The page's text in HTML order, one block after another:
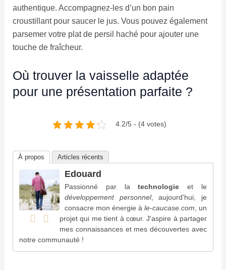
authentique. Accompagnez-les d’un bon pain
croustillant pour saucer le jus. Vous pouvez également
parsemer votre plat de persil haché pour ajouter une
touche de fraîcheur.
Où trouver la vaisselle adaptée
pour une présentation parfaite ?
4.2/5 - (4 votes)
À propos Articles récents
Edouard
Passionné par latechnologie et le
développement personnel, aujourd'hui, je
consacre mon énergie àle-caucase.com , un
projet qui me tient à cœur. J'aspire à partager
mes connaissances et mes découvertes avec
notre communauté !